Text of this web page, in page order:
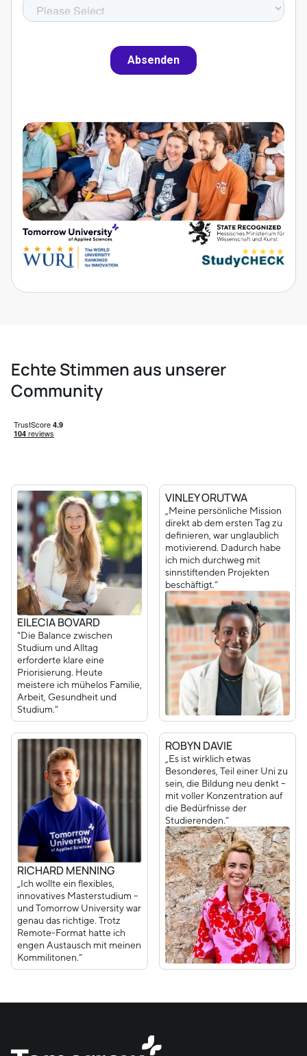
Echte Stimmen aus unserer
Community
EILECIA BOVARD
"Die Balance zwischen
Studium und Alltag
erforderte klare eine
Priorisierung. Heute
meistere ich mühelos Familie,
Arbeit, Gesundheit und
Studium."
VINLEY ORUTWA
„Meine persönliche Mission
direkt ab dem ersten Tag zu
definieren, war unglaublich
motivierend. Dadurch habe
ich mich durchweg mit
sinnstiftenden Projekten
beschäftigt.“
RICHARD MENNING
„Ich wollte ein flexibles,
innovatives Masterstudium –
und Tomorrow University war
genau das richtige. Trotz
Remote-Format hatte ich
engen Austausch mit meinen
Kommilitonen.“
ROBYN DAVIE
„Es ist wirklich etwas
Besonderes, Teil einer Uni zu
sein, die Bildung neu denkt –
mit voller Konzentration auf
die Bedürfnisse der
Studierenden.“